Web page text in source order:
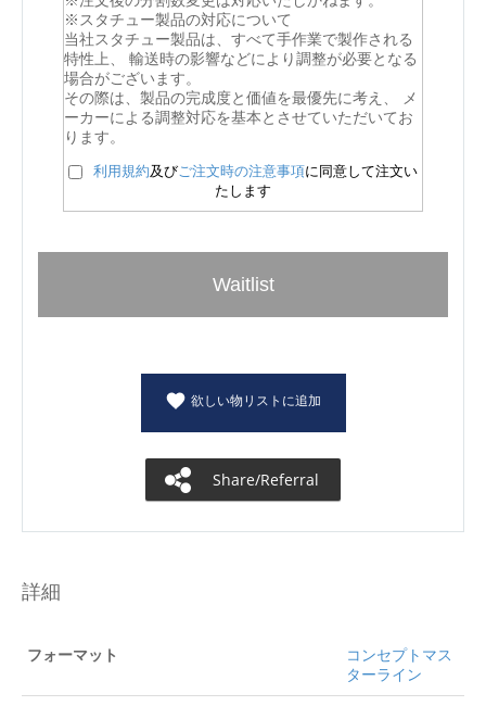
※スタチュー製品の対応について
当社スタチュー製品は、すべて手作業で製作される
特性上、 輸送時の影響などにより調整が必要となる
場合がございます。
その際は、製品の完成度と価値を最優先に考え、 メ
ーカーによる調整対応を基本とさせていただいてお
ります。
利用規約及びご注文時の注意事項に同意して注文い
たします
Waitlist
欲しい物リストに追加
Share/Referral
詳細
フォーマット
コンセプトマス
ターライン